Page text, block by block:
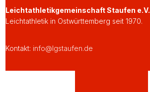
Leichtathletikgemeinschaft Staufen e.V.
Leichtathletik in Ostwürttemberg seit 1970.
Kontakt: info@lgstaufen.de